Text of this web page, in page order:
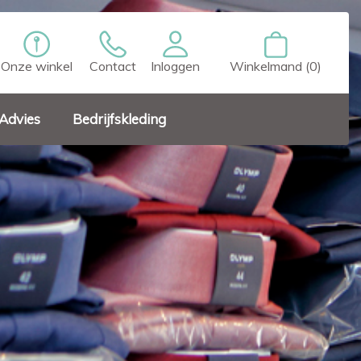
Onze winkel Contact Inloggen Winkelmand (0)
Bedrijfskleding